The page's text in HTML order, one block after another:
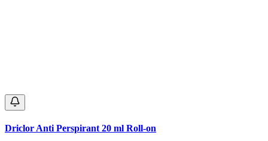
Driclor Anti Perspirant 20 ml Roll-on